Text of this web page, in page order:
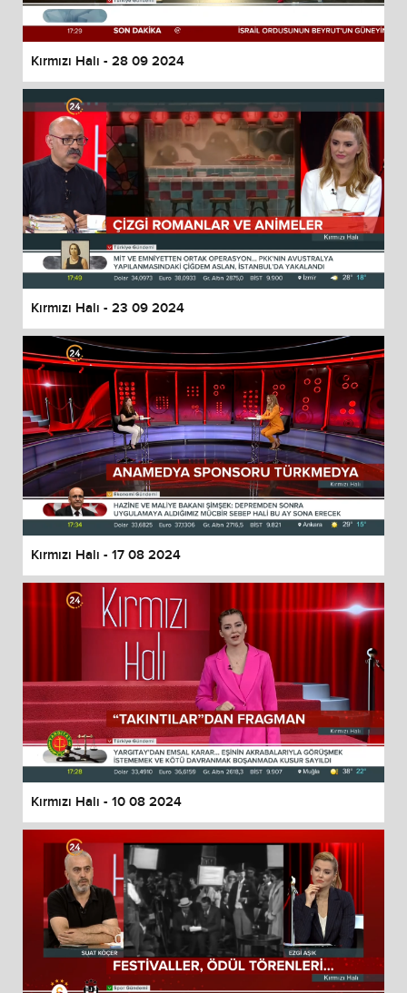
Kırmızı Halı - 28 09 2024
Kırmızı Halı - 23 09 2024
Kırmızı Halı - 17 08 2024
Kırmızı Halı - 10 08 2024